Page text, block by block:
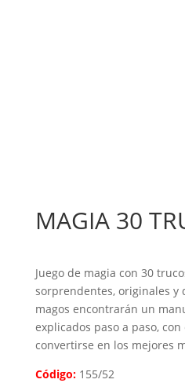
MAGIA 30
Juego de magia con 30
sorprendentes, originales y
magos encontrarán un
explicados paso a paso,
convertirse en los mejores
Código:155/52